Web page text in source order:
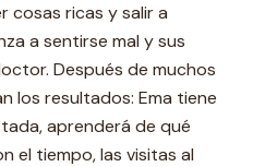
cosas ricas y salir a
a sentirse mal y sus
Después de muchos
los resultados: Ema tiene
aprenderá de qué
el tiempo, las visitas al